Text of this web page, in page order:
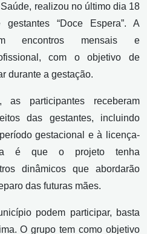
realizou no último dia 18
“Doce Espera”. A
encontros mensais e
com o objetivo de
durante a gestação.
as participantes receberam
das gestantes, incluindo
gestacional e à licença-
é que o projeto tenha
dinâmicos que abordarão
das futuras mães.
podem participar, basta
O grupo tem como objetivo